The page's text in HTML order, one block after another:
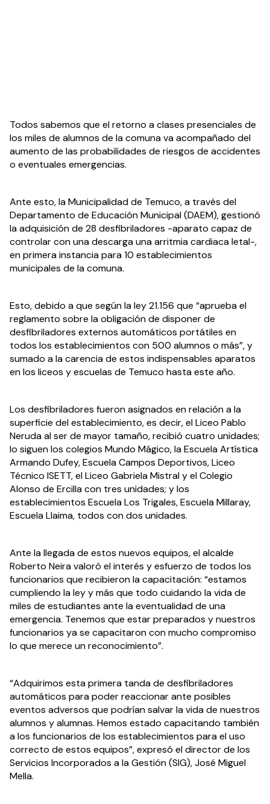
Todos sabemos que el retorno a clases presenciales de
los miles de alumnos de la comuna va acompañado del
aumento de las probabilidades de riesgos de accidentes
o eventuales emergencias.
Ante esto, la Municipalidad de Temuco, a través del
Departamento de Educación Municipal (DAEM), gestionó
la adquisición de 28 desfibriladores -aparato capaz de
controlar con una descarga una arritmia cardiaca letal-,
en primera instancia para 10 establecimientos
municipales de la comuna.
Esto, debido a que según la ley 21.156 que “aprueba el
reglamento sobre la obligación de disponer de
desfibriladores externos automáticos portátiles en
todos los establecimientos con 500 alumnos o más”, y
sumado a la carencia de estos indispensables aparatos
en los liceos y escuelas de Temuco hasta este año.
Los desfibriladores fueron asignados en relación a la
superficie del establecimiento, es decir, el Liceo Pablo
Neruda al ser de mayor tamaño, recibió cuatro unidades;
lo siguen los colegios Mundo Mágico, la Escuela Artística
Armando Dufey, Escuela Campos Deportivos, Liceo
Técnico ISETT, el Liceo Gabriela Mistral y el Colegio
Alonso de Ercilla con tres unidades; y los
establecimientos Escuela Los Trigales, Escuela Millaray,
Escuela Llaima, todos con dos unidades.
Ante la llegada de estos nuevos equipos, el alcalde
Roberto Neira valoró el interés y esfuerzo de todos los
funcionarios que recibieron la capacitación: “estamos
cumpliendo la ley y más que todo cuidando la vida de
miles de estudiantes ante la eventualidad de una
emergencia. Tenemos que estar preparados y nuestros
funcionarios ya se capacitaron con mucho compromiso
lo que merece un reconocimiento”.
“Adquirimos esta primera tanda de desfibriladores
automáticos para poder reaccionar ante posibles
eventos adversos que podrían salvar la vida de nuestros
alumnos y alumnas. Hemos estado capacitando también
a los funcionarios de los establecimientos para el uso
correcto de estos equipos”, expresó el director de los
Servicios Incorporados a la Gestión (SIG), José Miguel
Mella.